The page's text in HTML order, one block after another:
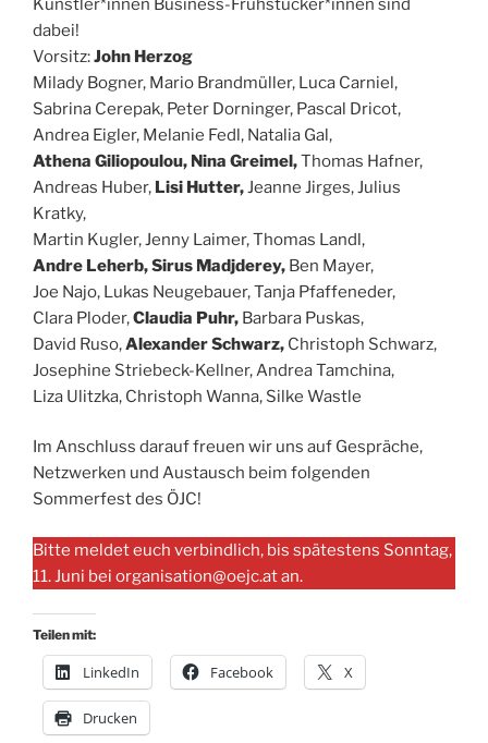
Künstler*innen Business-Frühstücker*innen sind
dabei!
Vorsitz:John Herzog
Milady Bogner, Mario Brandmüller, Luca Carniel,
Sabrina Cerepak, Peter Dorninger, Pascal Dricot,
Andrea Eigler, Melanie Fedl, Natalia Gal,
Athena Giliopoulou, Nina Greimel,Thomas Hafner,
Andreas Huber, Lisi Hutter,Jeanne Jirges, Julius
Kratky,
Martin Kugler, Jenny Laimer, Thomas Landl,
Andre Leherb, Sirus Madjderey, Ben Mayer,
Joe Najo, Lukas Neugebauer, Tanja Pfaffeneder,
Clara Ploder,Claudia Puhr, Barbara Puskas,
David Ruso,Alexander Schwarz, Christoph Schwarz,
Josephine Striebeck-Kellner, Andrea Tamchina,
Liza Ulitzka, Christoph Wanna, Silke Wastle
Im Anschluss darauf freuen wir uns auf Gespräche,
Netzwerken und Austausch beim folgenden
Sommerfest des ÖJC!
Bitte meldet euch verbindlich, bis spätestens Sonntag,
11. Juni bei organisation@oejc.at an.
Teilen mit:
LinkedIn Facebook X
Drucken